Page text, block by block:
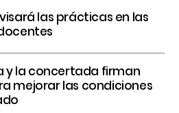
las prácticas en las
y la concertada firman
mejorar las condiciones